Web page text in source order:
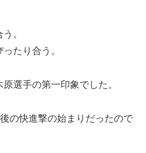
。
たり合う。
選手の第一印象でした。
の快進撃の始まりだったので